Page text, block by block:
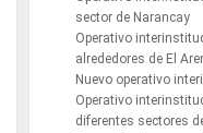
sector de Narancay
Operativo
alrededores de El
Nuevo operativo
Operativo
diferentes sectores